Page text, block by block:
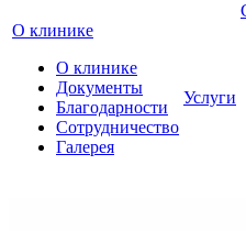
О клинике
О клинике
Документы
Благодарности
Сотрудничество
Галерея
Услуги